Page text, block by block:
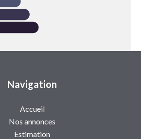
Navigation
Accueil
Nos annonces
Estimation